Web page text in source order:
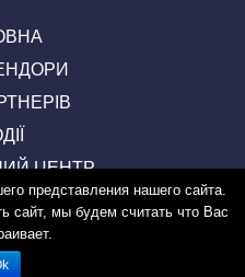
ЦЕНТР
design© 2018
представления нашего сайта.
сайт, мы будем считать что Вас